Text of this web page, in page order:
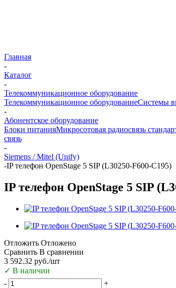
Главная
-
Каталог
-
Телекоммуникационное оборудование
Телекоммуникационное оборудованиеСистемы
-
Абонентское оборудование
Блоки питанияМикросотовая радиосвязь
связь
-
Siemens / Mitel (Unify)
-IP телефон OpenStage 5 SIP (L30250-F600-C195)
IP телефон OpenStage 5 SIP
Отложить Отложено
Сравнить В сравнении
3 592.32 руб./шт
✓ В наличии
-
+